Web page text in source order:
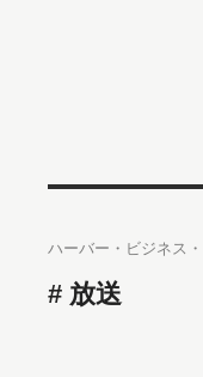
ハーバー・ビジネス
放送